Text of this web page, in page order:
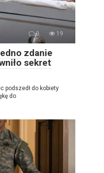
0 19
zdanie
sekret
podszedł do kobiety
do